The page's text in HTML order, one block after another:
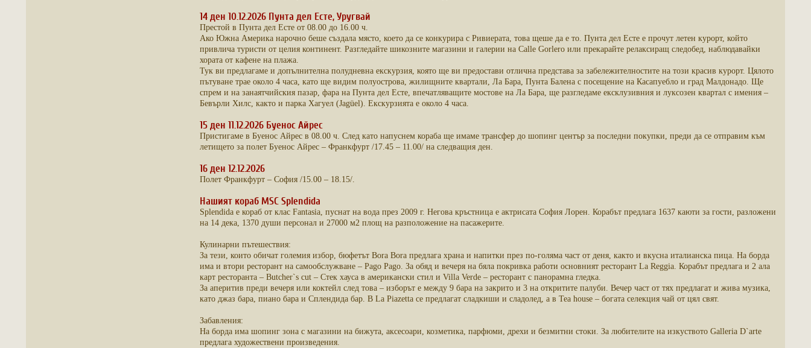
14 ден 10.12.2026 Пунта дел Есте, Уругвай
Престой в Пунта дел Есте от 08.00 до 16.00 ч.
Ако Южна Америка нарочно беше създала място, което да се конкурира с Ривиерата, това щеше да е то. Пунта дел Есте е прочут летен курорт, който
привлича туристи от целия континент. Разгледайте шикозните магазини и галерии на Calle Gorlero или прекарайте релаксиращ следобед, наблюдавайки
хората от кафене на плажа.
Тук ви предлагаме и допълнителна полудневна екскурзия, която ще ви предостави отлична представа за забележителностите на този красив курорт. Цялото
пътуване трае около 4 часа, като ще видим полуострова, жилищните квартали, Ла Бара, Пунта Балена с посещение на Касапуебло и град Малдонадо. Ще
спрем и на занаятчийския пазар, фара на Пунта дел Есте, впечатляващите мостове на Ла Бара, ще разгледаме ексклузивния и луксозен квартал с имения –
Бевърли Хилс, както и парка Хагуел (Jagüel). Екскурзията е около 4 часа.
15 ден 11.12.2026 Буенос Айрес
Пристигаме в Буенос Айрес в 08.00 ч. След като напуснем кораба ще имаме трансфер до шопинг център за последни покупки, преди да се отправим към
летището за полет Буенос Айрес – Франкфурт /17.45 – 11.00/ на следващия ден.
16 ден 12.12.2026
Полет Франкфурт – София /15.00 – 18.15/.
Нашият кораб MSC Splendida
Splendida е кораб от клас Fantasia, пуснат на вода през 2009 г. Негова кръстница е актрисата София Лорен. Корабът предлага 1637 каюти за гости, разложени
на 14 дека, 1370 души персонал и 27000 м2 площ на разположение на пасажерите.
Кулинарни пътешествия:
За тези, които обичат големия избор, бюфетът Bora Bora предлага храна и напитки през по-голяма част от деня, както и вкусна италианска пица. На борда
има и втори ресторант на самообслужване – Pago Pаgo. За обяд и вечеря на бяла покривка работи основният ресторант La Reggia. Корабът предлага и 2 ала
карт ресторанта – Butcher`s cut – Стек хауса в американски стил и Villa Verde – ресторант с панорамна гледка.
За аперитив преди вечеря или коктейл след това – изборът е между 9 бара на закрито и 3 на откритите палуби. Вечер част от тях предлагат и жива музика,
като джаз бара, пиано бара и Сплендида бар. В La Piazetta се предлагат сладкиши и сладолед, а в Tea house – богата селекция чай от цял свят.
Забавления:
На борда има шопинг зона с магазини на бижута, аксесоари, козметика, парфюми, дрехи и безмитни стоки. За любителите на изкуството Galleria D`arte
предлага художествени произведения.